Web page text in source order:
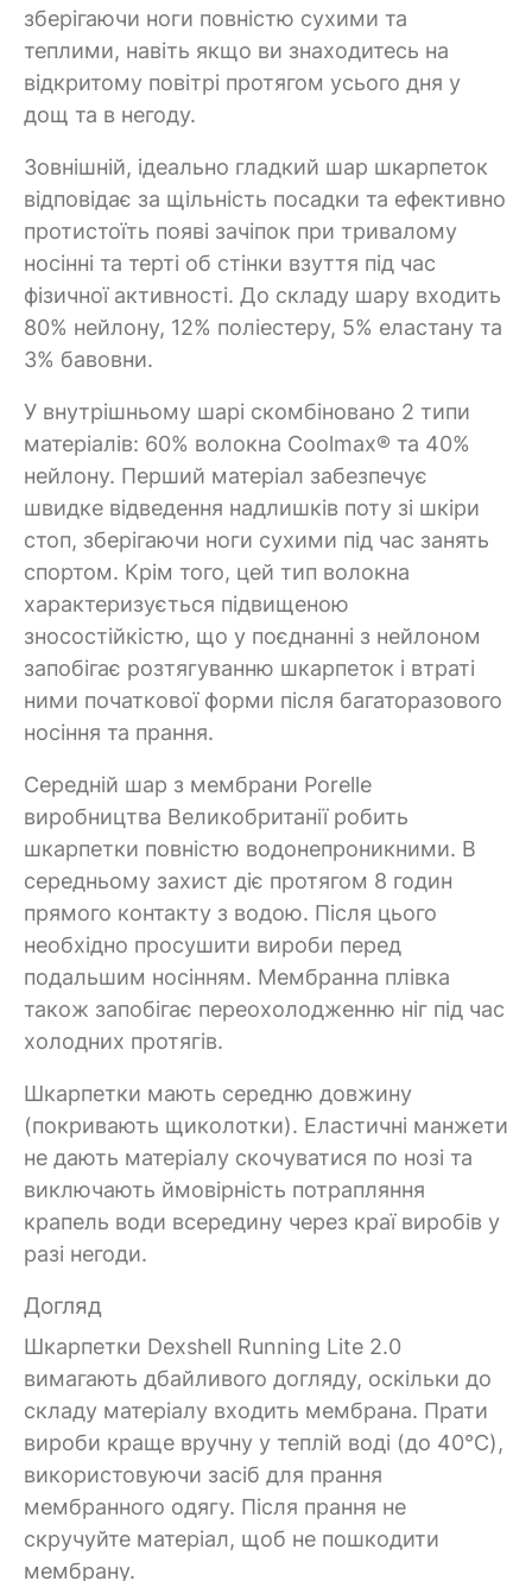
зберігаючи ноги повністю сухими та
теплими, навіть якщо ви знаходитесь на
відкритому повітрі протягом усього дня у
дощ та в негоду.
Зовнішній, ідеально гладкий шар шкарпеток
відповідає за щільність посадки та ефективно
протистоїть появі зачіпок при тривалому
носінні та терті об стінки взуття під час
фізичної активності. До складу шару входить
80% нейлону, 12% поліестеру, 5% еластану та
3% бавовни.
У внутрішньому шарі скомбіновано 2 типи
матеріалів: 60% волокна Coolmax® та 40%
нейлону. Перший матеріал забезпечує
швидке відведення надлишків поту зі шкіри
стоп, зберігаючи ноги сухими під час занять
спортом. Крім того, цей тип волокна
характеризується підвищеною
зносостійкістю, що у поєднанні з нейлоном
запобігає розтягуванню шкарпеток і втраті
ними початкової форми після багаторазового
носіння та прання.
Середній шар з мембрани Porelle
виробництва Великобританії робить
шкарпетки повністю водонепроникними. В
середньому захист діє протягом 8 годин
прямого контакту з водою. Після цього
необхідно просушити вироби перед
подальшим носінням. Мембранна плівка
також запобігає переохолодженню ніг під час
холодних протягів.
Шкарпетки мають середню довжину
(покривають щиколотки). Еластичні манжети
не дають матеріалу скочуватися по нозі та
виключають ймовірність потрапляння
крапель води всередину через краї виробів у
разі негоди.
Догляд
Шкарпетки Dexshell Running Lite 2.0
вимагають дбайливого догляду, оскільки до
складу матеріалу входить мембрана. Прати
вироби краще вручну у теплій воді (до 40°C),
використовуючи засіб для прання
мембранного одягу. Після прання не
скручуйте матеріал, щоб не пошкодити
мембрану.